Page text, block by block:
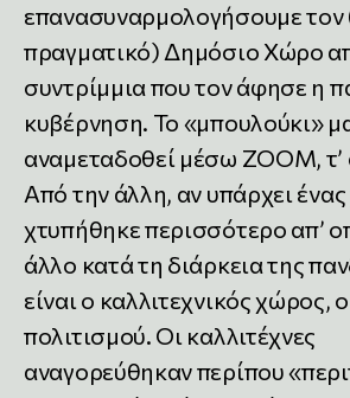
επανασυναρμολογήσουμε τον
πραγματικό) Δημόσιο Χώρο
συντρίμμια που τον άφησε η
κυβέρνηση. Το «μπουλούκι»
αναμεταδοθεί μέσω ΖΟΟΜ, τ’
Από την άλλη, αν υπάρχει
χτυπήθηκε περισσότερο απ’
άλλο κατά τη διάρκεια της
είναι ο καλλιτεχνικός χώρος,
πολιτισμού. Οι καλλιτέχνες
αναγορεύθηκαν περίπου